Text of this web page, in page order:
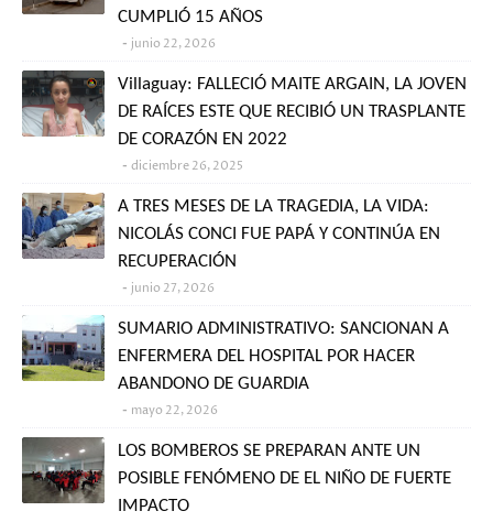
CUMPLIÓ 15 AÑOS
junio 22, 2026
Villaguay: FALLECIÓ MAITE ARGAIN, LA JOVEN
DE RAÍCES ESTE QUE RECIBIÓ UN TRASPLANTE
DE CORAZÓN EN 2022
diciembre 26, 2025
A TRES MESES DE LA TRAGEDIA, LA VIDA:
NICOLÁS CONCI FUE PAPÁ Y CONTINÚA EN
RECUPERACIÓN
junio 27, 2026
SUMARIO ADMINISTRATIVO: SANCIONAN A
ENFERMERA DEL HOSPITAL POR HACER
ABANDONO DE GUARDIA
mayo 22, 2026
LOS BOMBEROS SE PREPARAN ANTE UN
POSIBLE FENÓMENO DE EL NIÑO DE FUERTE
IMPACTO